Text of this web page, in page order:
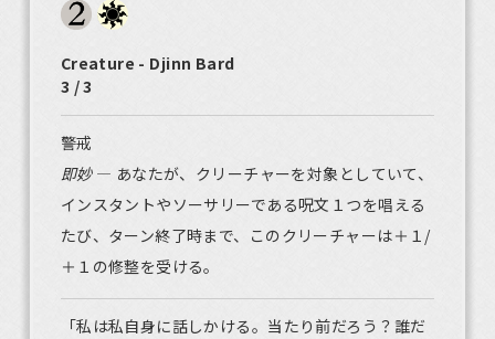
Creature - Djinn Bard
3 / 3
警戒
即妙― あなたが、クリーチャーを対象としていて、
インスタントやソーサリーである呪文１つを唱える
たび、ターン終了時まで、このクリーチャーは＋１/
＋１の修整を受ける。
「私は私自身に話しかける。当たり前だろう？誰だ